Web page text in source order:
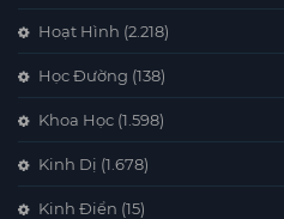
Hoạt Hình (2.218)
Học Đường (138)
Khoa Học (1.598)
Kinh Dị (1.678)
Kinh Điển (15)